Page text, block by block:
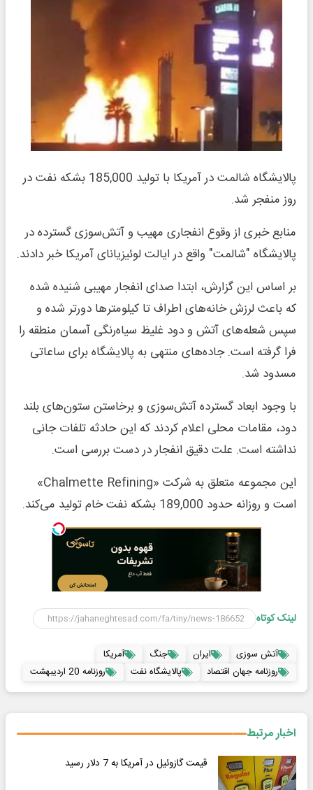
پالایشگاه شالمت در آمریکا با تولید 185,000 بشکه نفت در
روز منفجر شد.
منابع خبری از وقوع انفجاری مهیب و آتش‌سوزی گسترده در
پالایشگاه "شالمت" واقع در ایالت لوئیزیانای آمریکا خبر دادند.
بر اساس این گزارش، ابتدا صدای انفجار مهیبی شنیده شده
که باعث لرزش خانه‌های اطراف تا کیلومترها دورتر شده و
سپس شعله‌های آتش و دود غلیظ سیاه‌رنگی آسمان منطقه را
فرا گرفته است. جاده‌های منتهی به پالایشگاه برای ساعاتی
مسدود شد.
با وجود ابعاد گسترده آتش‌سوزی و برخاستن ستون‌های بلند
دود، مقامات محلی اعلام کردند که این حادثه تلفات جانی
نداشته است. علت دقیق انفجار در دست بررسی است.
این مجموعه متعلق به شرکت «Chalmette Refining»
است و روزانه حدود 189,000 بشکه نفت خام تولید می‌کند.
لینک کوتاه
آتش سوزی ایران جنگ
آمریکا
روزنامه جهان اقتصاد
پالایشگاه نفت روزنامه 20 اردیبهشت
اخبار مرتبط
قیمت گازوئیل در آمریکا به 7 دلار رسید